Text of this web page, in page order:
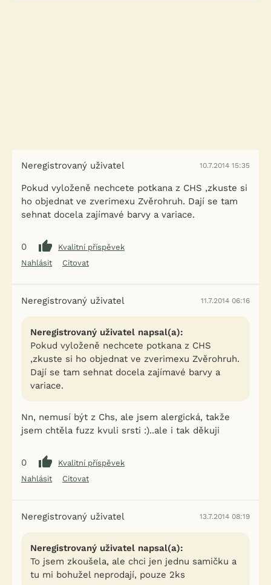
Neregistrovaný uživatel 10.7.2014 15:35
Pokud vyloženě nechcete potkana z CHS ,zkuste si
ho objednat ve zverimexu Zvěrohruh. Dají se tam
sehnat docela zajímavé barvy a variace.
0
Kvalitní příspěvek
Nahlásit
Citovat
Neregistrovaný uživatel 11.7.2014 06:16
Neregistrovaný uživatel napsal(a):
Pokud vyloženě nechcete potkana z CHS
,zkuste si ho objednat ve zverimexu Zvěrohruh.
Dají se tam sehnat docela zajímavé barvy a
variace.
Nn, nemusí být z Chs, ale jsem alergická, takže
jsem chtěla fuzz kvuli srsti :)..ale i tak děkuji
0
Kvalitní příspěvek
Nahlásit
Citovat
Neregistrovaný uživatel 13.7.2014 08:19
Neregistrovaný uživatel napsal(a):
To jsem zkoušela, ale chci jen jednu samičku a
tu mi bohužel neprodají, pouze 2ks